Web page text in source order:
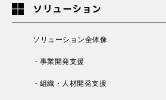
ソリューション
ソリューション全体像
- 事業開発支援
- 組織・人材開発支援